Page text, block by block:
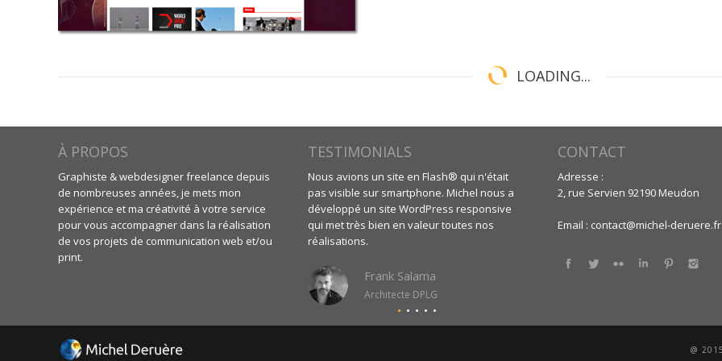
LOADING...
À PROPOS
Graphiste & webdesigner freelance depuis
de nombreuses années, je mets mon
expérience et ma créativité à votre service
pour vous accompagner dans la réalisation
de vos projets de communication web et/ou
print.
TESTIMONIALS
Nous avions un site en Flash® qui n'était
pas visible sur smartphone. Michel nous a
développé un site WordPress responsive
qui met très bien en valeur toutes nos
réalisations.
Frank Salama
Architecte DPLG
Michel nous a fait notre site web de A et
(www.yikes-ties.com). Et la seule chose
delà de nos espérances. Un grand
nous apporter, une expertise en
développement, graphisme,
CONTACT
Adresse :
2, rue Servien 92190 Meudon
Email : contact@michel-deruere.fr
Find us on:
@